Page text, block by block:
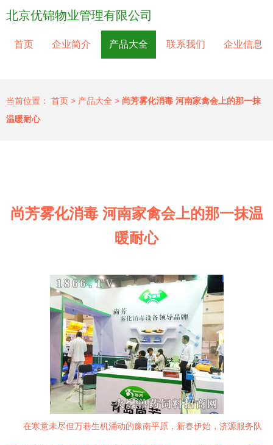
北京优锦物业管理有限公司
首页 企业简介 产品大全 联系我们 企业信息
当前位置： 首页 > 产品大全 > 尚芳雾化消毒 河南家禽会上的那一抹
温暖耐心
尚芳雾化消毒 河南家禽会上的那一抹温
暖耐心
在寒意未尽但万巷生机涌动的豫南平原，新春伊始，济源服务队